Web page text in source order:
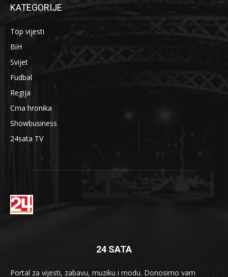
KATEGORIJE
Top vijesti
BiH
Svijet
Fudbal
Regija
Crna hronika
Showbusiness
24sata TV
24 SATA
Portal za vijesti, zabavu, muziku i modu. Donosimo vam